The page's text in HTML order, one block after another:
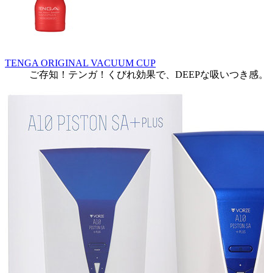
TENGA ORIGINAL VACUUM CUP
ご存知！テンガ！くびれ効果で、DEEPな吸いつき感。